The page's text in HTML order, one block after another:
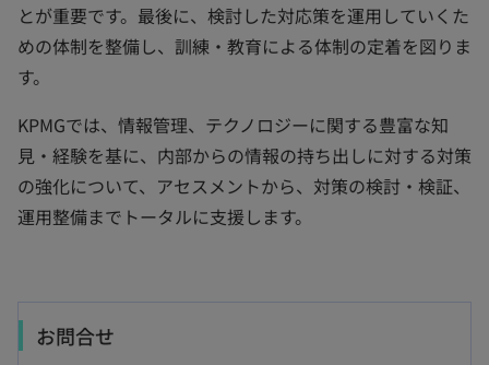
とが重要です。最後に、検討した対応策を運用していくた
めの体制を整備し、訓練・教育による体制の定着を図りま
す。
KPMGでは、情報管理、テクノロジーに関する豊富な知
見・経験を基に、内部からの情報の持ち出しに対する対策
の強化について、アセスメントから、対策の検討・検証、
運用整備までトータルに支援します。
お問合せ